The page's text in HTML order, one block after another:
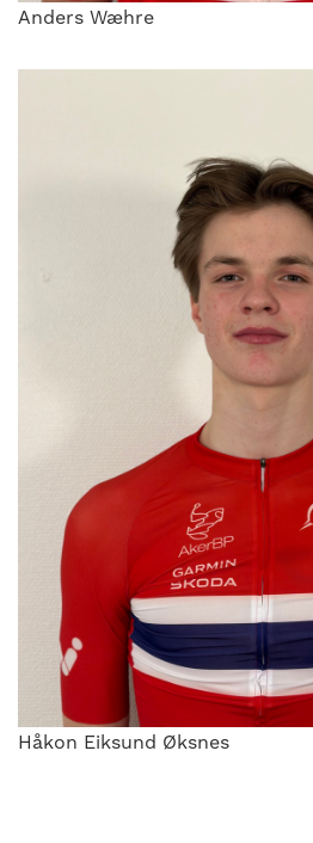
Anders Wæhre
Håkon Eiksund Øksnes